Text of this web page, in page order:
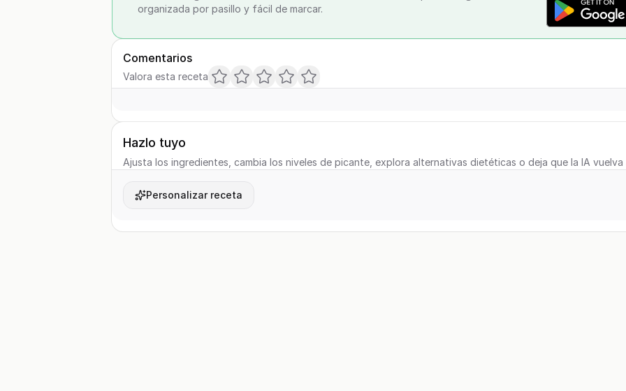
organizada por pasillo y fácil de marcar.
Comentarios
Valora esta receta
Hazlo tuyo
Ajusta los ingredientes, cambia los niveles de picante, explora alternativas dietéticas o deja que la IA vuelva
Personalizar receta